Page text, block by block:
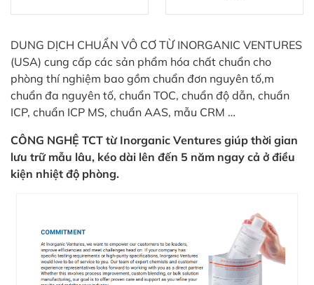
DUNG DỊCH CHUẨN VÔ CƠ TỪ INORGANIC VENTURES
(USA) cung cấp các sản phẩm hóa chất chuẩn cho
phòng thí nghiệm bao gồm chuẩn đơn nguyên tố,m
chuẩn đa nguyên tố, chuẩn TOC, chuẩn độ dẫn, chuẩn
ICP, chuẩn ICP MS, chuẩn AAS, mẫu CRM …
CÔNG NGHỆ TCT từ Inorganic Ventures giúp thời gian
lưu trữ mẫu lâu, kéo dài lên đến 5 năm ngay cả ở điều
kiện nhiệt độ phòng.